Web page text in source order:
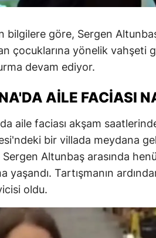
bilgilere göre, Sergen
çocuklarına yönelik vahşeti
devam ediyor.
AILE FACIASI
aile faciası akşam
bir villada meydana
Sergen Altunbaş arasında
yaşandı. Tartışmanın
oldu.